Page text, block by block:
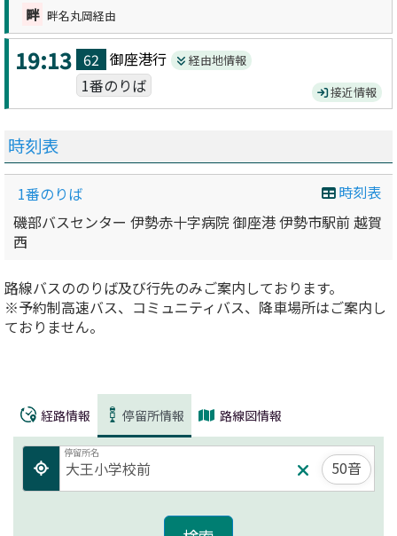
畔 畔名丸岡経由
19:13 62 御座港行 経由地情報
1番のりば 接近情報
時刻表
時刻表
1番のりば
磯部バスセンター 伊勢赤十字病院 御座港 伊勢市駅前 越賀
西
路線バスののりば及び行先のみご案内しております。
※予約制高速バス、コミュニティバス、降車場所はご案内し
ておりません。
経路情報 停留所情報 路線図情報
停留所名
50音